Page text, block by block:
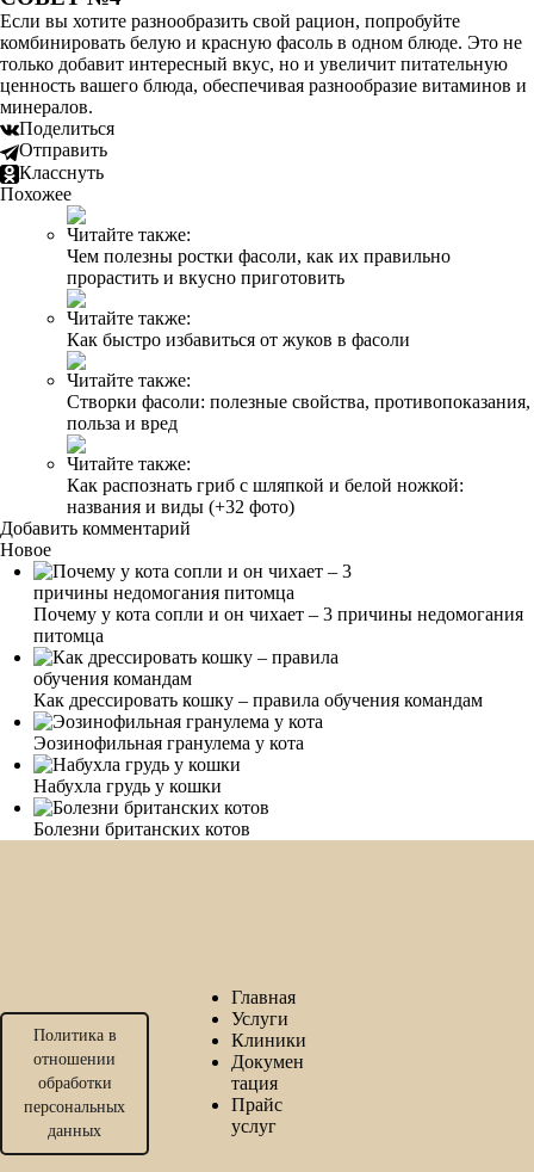
Если вы хотите разнообразить свой рацион, попробуйте
комбинировать белую и красную фасоль в одном блюде. Это не
только добавит интересный вкус, но и увеличит питательную
ценность вашего блюда, обеспечивая разнообразие витаминов и
минералов.
Поделиться
Отправить
Класснуть
Похожее
Читайте также:
Чем полезны ростки фасоли, как их правильно
прорастить и вкусно приготовить
Читайте также:
Как быстро избавиться от жуков в фасоли
Читайте также:
Створки фасоли: полезные свойства, противопоказания,
польза и вред
Читайте также:
Как распознать гриб с шляпкой и белой ножкой:
названия и виды (+32 фото)
Добавить комментарий
Новое
Почему у кота сопли и он чихает – 3 причины недомогания
питомца
Как дрессировать кошку – правила обучения командам
Эозинофильная гранулема у кота
Набухла грудь у кошки
Болезни британских котов
Политика в
отношении
обработки
персональных
данных
Главная
Услуги
Клиники
Докумен
тация
Прайс
услуг